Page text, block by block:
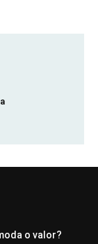
o valor?